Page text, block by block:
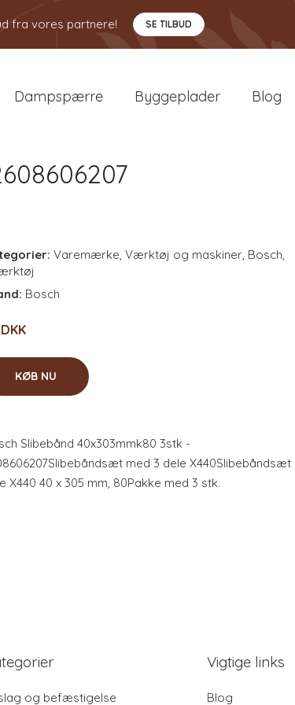
fra vores partnere! SE TILBUD
Dampspærre Byggeplader Blog
Varemærke, Værktøj og maskiner, Bosch,
Bosch
KØB NU
Slibebånd 40x303mmk80 3stk -
med 3 dele X440Slibebåndsæt
X440 40 x 305 mm, 80Pakke med 3 stk.
og befæstigelse
Vigtige links
Blog